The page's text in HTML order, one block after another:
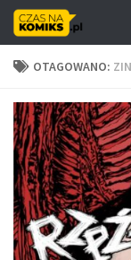
Skip to content
OTAGOWANO: ZIN